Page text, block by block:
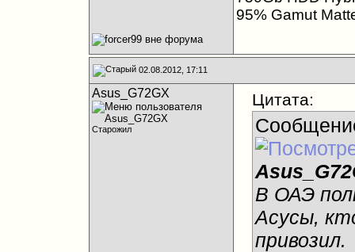
95% Gamut
02.08.2012, 17:11
Asus_G72GX
Старожил
Цитата:
В ОАЭ
Асусы,
привозил.